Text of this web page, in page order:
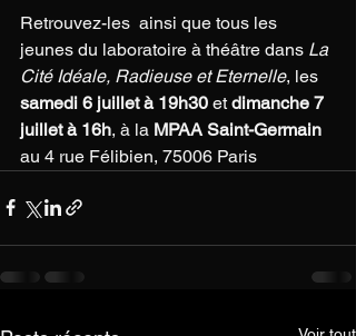
Retrouvez-les  ainsi que tous les
jeunes du laboratoire à théâtre dans La
Cité Idéale, Radieuse et Eternelle, les
samedi 6 juillet à 19h30 et dimanche 7
juillet à 16h, à la MPAA Saint-Germain
au 4 rue Félibien, 75006 Paris